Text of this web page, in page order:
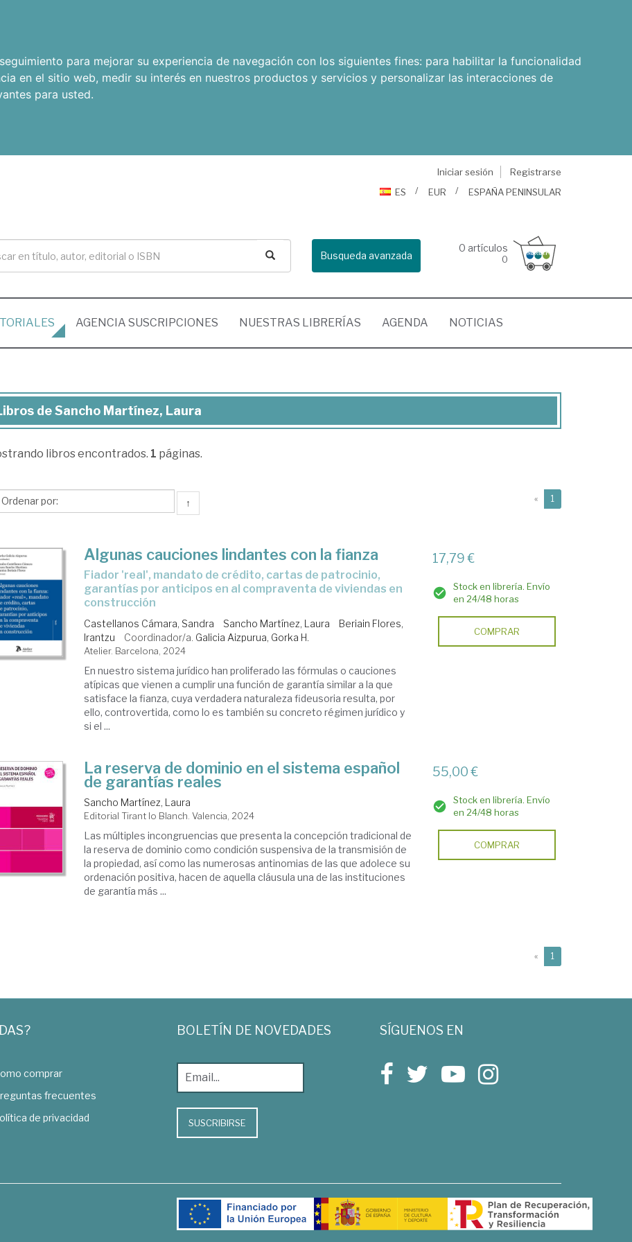
para mejorar su experiencia de navegación con los siguientes fines: para habilitar la funcionalidad
en el sitio web, medir su interés en nuestros productos y servicios y personalizar las interacciones de
para usted.
Iniciar sesión
Registrarse
ES
EUR ESPAÑA PENINSULAR
Busqueda avanzada
0 artículos
0
AGENCIA SUSCRIPCIONES NUESTRAS LIBRERÍAS AGENDA NOTICIAS
de Sancho Martínez, Laura
libros encontrados. 1 páginas.
↑ « 1
Algunas cauciones lindantes con la fianza
fiador 'real', mandato de crédito, cartas de patrocinio,
garantías por anticipos en al compraventa de viviendas en
construcción
Castellanos Cámara, Sandra Sancho Martínez, Laura
Beriain Flores,
Irantzu
Coordinador/a. Galicia Aizpurua, Gorka H.
Atelier. Barcelona, 2024
En nuestro sistema jurídico han proliferado las fórmulas o cauciones
atípicas que vienen a cumplir una función de garantía similar a la que
satisface la fianza, cuya verdadera naturaleza fideusoria resulta, por
ello, controvertida, como lo es también su concreto régimen jurídico y
si el ...
17,79 €
Stock en librería. Envío
en 24/48 horas
COMPRAR
La reserva de dominio en el sistema español
de garantías reales
Sancho Martínez, Laura
Editorial Tirant lo Blanch. Valencia, 2024
Las múltiples incongruencias que presenta la concepción tradicional de
la reserva de dominio como condición suspensiva de la transmisión de
la propiedad, así como las numerosas antinomias de las que adolece su
ordenación positiva, hacen de aquella cláusula una de las instituciones
de garantía más ...
55,00 €
Stock en librería. Envío
en 24/48 horas
COMPRAR
« 1
comprar
frecuentes
de privacidad
BOLETÍN DE NOVEDADES
SUSCRIBIRSE
SÍGUENOS EN